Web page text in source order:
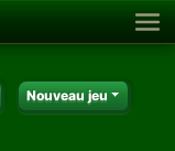
Nouveau jeu